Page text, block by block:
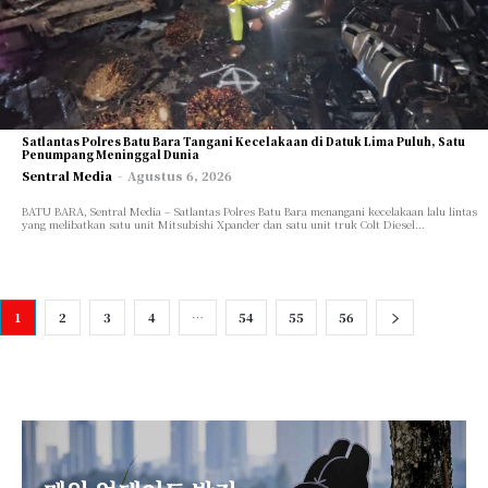
Satlantas Polres Batu Bara Tangani Kecelakaan di Datuk Lima Puluh, Satu
Penumpang Meninggal Dunia
Sentral Media - Agustus 6, 2026
BATU BARA, Sentral Media – Satlantas Polres Batu Bara menangani kecelakaan lalu lintas
yang melibatkan satu unit Mitsubishi Xpander dan satu unit truk Colt Diesel...
1 2 3 4 … 54 55 56